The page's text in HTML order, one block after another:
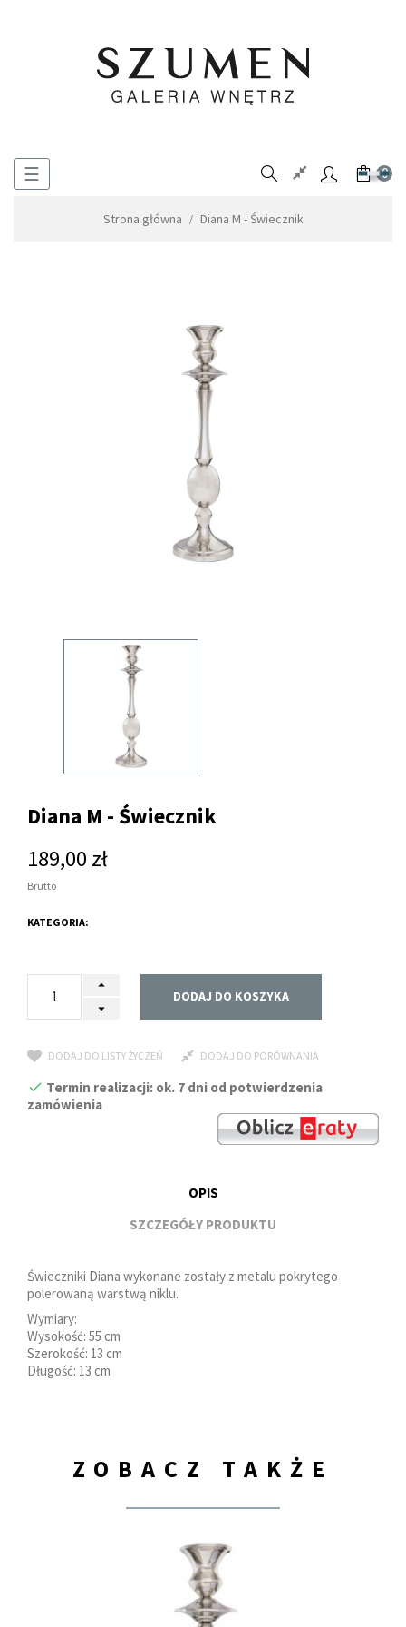
Toggle
☰ 0
Strona główna Diana M - Świecznik
Diana M - Świecznik
189,00 zł
Brutto
KATEGORIA:
DODAJ DO KOSZYKA
DODAJ DO LISTY ŻYCZEŃ DODAJ DO PORÓWNANIA
Termin realizacji: ok. 7 dni od potwierdzenia
zamówienia
OPIS
SZCZEGÓŁY PRODUKTU
Świeczniki Diana wykonane zostały z metalu pokrytego
polerowaną warstwą niklu.
Wymiary:
Wysokość: 55 cm
Szerokość: 13 cm
Długość: 13 cm
ZOBACZ TAKŻE